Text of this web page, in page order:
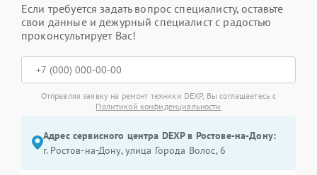
Если требуется задать вопрос специалисту, оставьте
свои данные и дежурный специалист с радостью
проконсультирует Вас!
Отправляя заявку на ремонт техники DEXP, Вы соглашаетесь с
Политикой конфиденциальности
Адрес сервисного центра DEXP в Ростове-на-Дону:
г. Ростов-на-Дону, улица Города Волос, 6